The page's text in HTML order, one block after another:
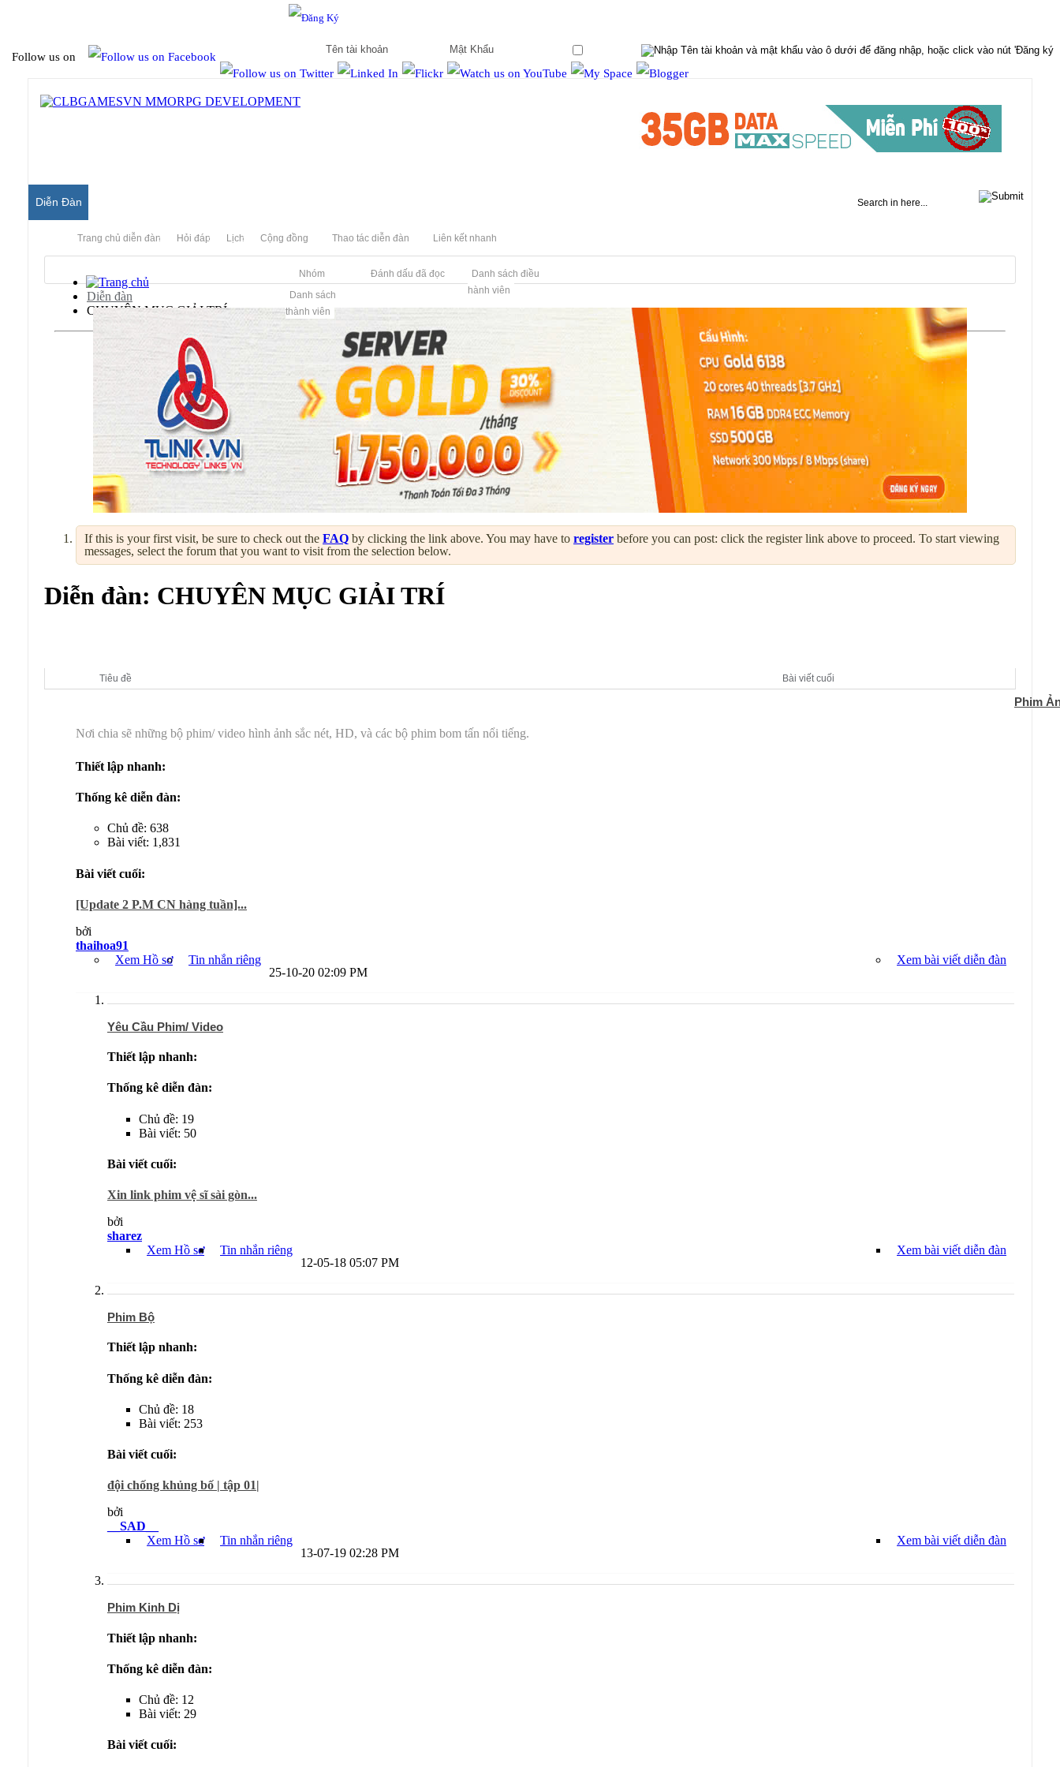
Follow us on
Diễn Đàn
Trang chủ diễn đàn Hỏi đáp Lịch Cộng đồng
Nhóm
Danh sách
thành viên
Thao tác diễn đàn
Đánh dấu đã đọc
Liên kết nhanh
Danh sách điều
hành viên
Diễn đàn
CHUYÊN MỤC GIẢI TRÍ
If this is your first visit, be sure to check out the FAQ by clicking the link above. You may have to register before you can post: click the register link above to proceed. To start viewing
messages, select the forum that you want to visit from the selection below.
Diễn đàn: CHUYÊN MỤC GIẢI TRÍ
Tiêu đề Bài viết cuối
Phim
Nơi chia sẽ những bộ phim/ video hình ảnh sắc nét, HD, và các bộ phim bom tấn nổi tiếng.
Thiết lập nhanh:
Thống kê diễn đàn:
Chủ đề: 638
Bài viết: 1,831
Bài viết cuối:
[Update 2 P.M CN hàng tuần]...
bởi
thaihoa91
Xem Hồ sơ
Xem bài viết diễn đàn
Tin nhắn riêng
25-10-20 02:09 PM
Yêu Cầu Phim/ Video
Thiết lập nhanh:
Thống kê diễn đàn:
Chủ đề: 19
Bài viết: 50
Bài viết cuối:
Xin link phim vệ sĩ sài gòn...
bởi
sharez
Xem Hồ sơ
Xem bài viết diễn đàn
Tin nhắn riêng
12-05-18 05:07 PM
Phim Bộ
Thiết lập nhanh:
Thống kê diễn đàn:
Chủ đề: 18
Bài viết: 253
Bài viết cuối:
đội chống khủng bố | tập 01|
bởi
__SAD__
Xem Hồ sơ
Xem bài viết diễn đàn
Tin nhắn riêng
13-07-19 02:28 PM
Phim Kinh Dị
Thiết lập nhanh:
Thống kê diễn đàn:
Chủ đề: 12
Bài viết: 29
Bài viết cuối: